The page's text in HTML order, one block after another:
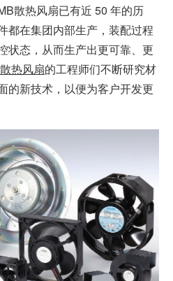
散热风扇已有近 50 年的历
都在集团内部生产，装配过程
状态，从而生产出更可靠、更
热风扇的工程师们不断研究材
的新技术，以便为客户开发更